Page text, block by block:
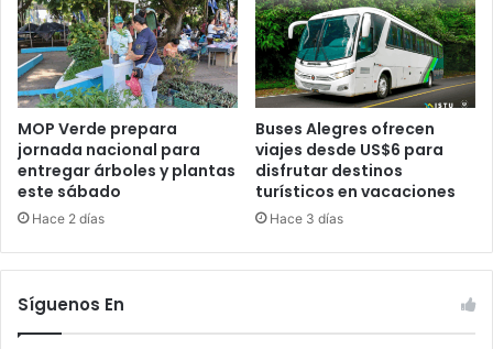
MOP Verde prepara
jornada nacional para
entregar árboles y plantas
este sábado
Hace 2 días
Buses Alegres ofrecen
viajes desde US$6 para
disfrutar destinos
turísticos en vacaciones
Hace 3 días
Síguenos En